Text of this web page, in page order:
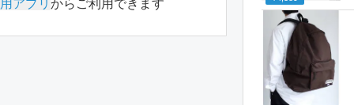
アプリ からご利用できます